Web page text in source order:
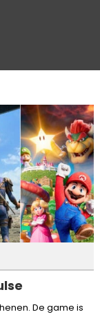
De game is